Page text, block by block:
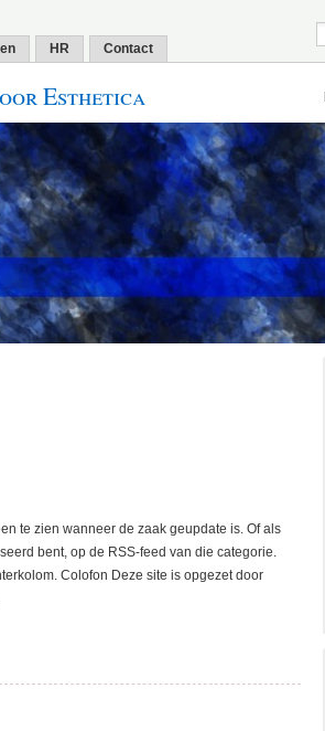
HR Contact
Esthetica
te zien wanneer de zaak geupdate is. Of als
bent, op de RSS-feed van die categorie.
Colofon Deze site is opgezet door